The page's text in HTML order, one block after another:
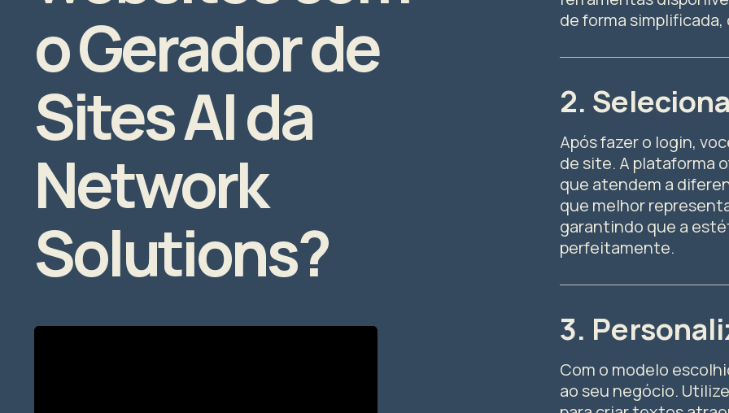
o Gerador de
Sites AI da
Network
Solutions?
de forma
2.
Após fazer o login,
de site. A plataforma
que atendem a
que melhor
garantindo que a
perfeitamente.
3.
Com o modelo
ao seu negócio.